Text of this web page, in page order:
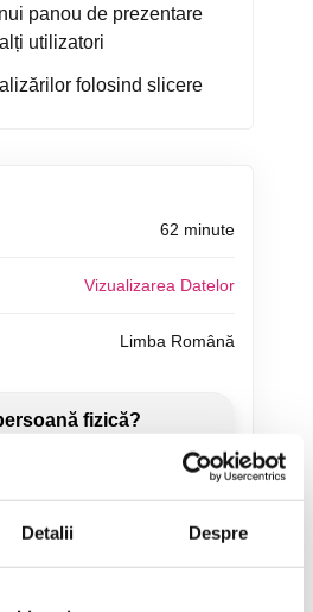
Detalii Despre
panou de prezentare
utilizatori
folosind slicere
62 minute
Vizualizarea Datelor
Limba Română
7 ZILE GRATUIT
OFERTĂ